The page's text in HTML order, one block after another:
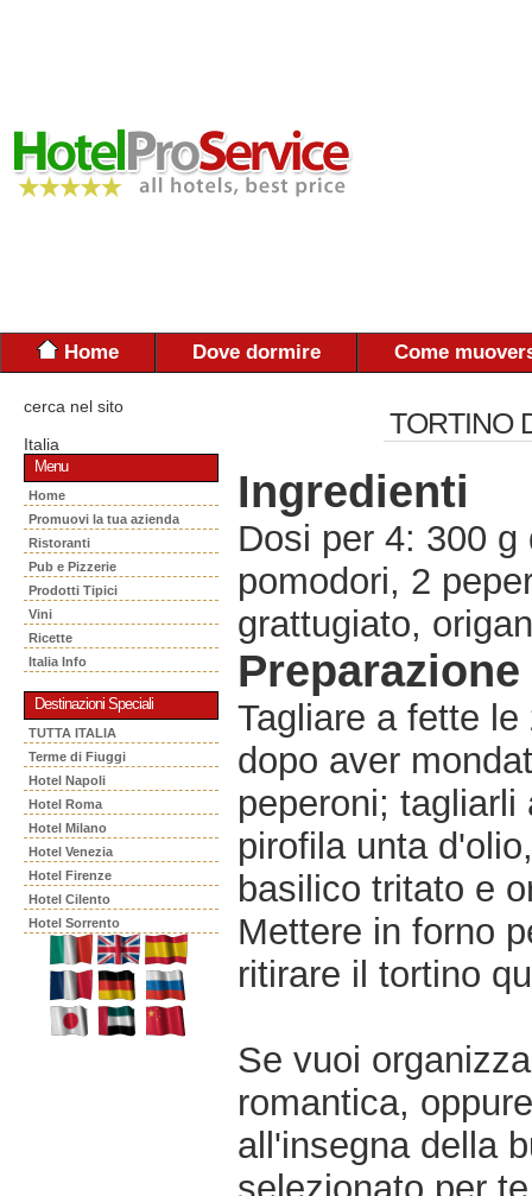
Home Dove dormire Come
cerca nel sito
Italia
Menu
Home
Promuovi la tua azienda
Ristoranti
Pub e Pizzerie
Prodotti Tipici
Vini
Ricette
Italia Info
Destinazioni Speciali
TUTTA ITALIA
Terme di Fiuggi
Hotel Napoli
Hotel Roma
Hotel Milano
Hotel Venezia
Hotel Firenze
Hotel Cilento
Hotel Sorrento
TORTINO
Ingredienti
Dosi per 4: 300
pomodori, 2
grattugiato,
Preparazione
Tagliare a fette
dopo aver
peperoni;
pirofila unta
basilico tritato e
Mettere in forno
ritirare il tortino
Se vuoi
romantica,
all'insegna della